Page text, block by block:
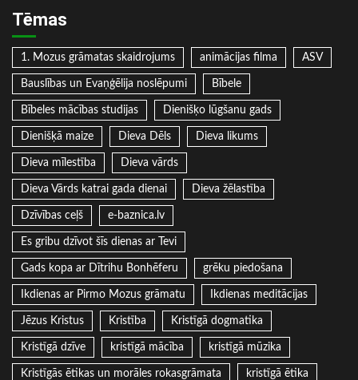
Tēmas
1. Mozus grāmatas skaidrojums animācijas filma ASV
Bauslības un Evaņģēlija noslēpumi Bībele
Bībeles mācības studijas Dienišķo lūgšanu gads
Dienišķā maize Dieva Dēls Dieva likums
Dieva mīlestība Dieva vārds
Dieva Vārds katrai gada dienai Dieva žēlastība
Dzīvības ceļš e-baznica.lv
Es gribu dzīvot šīs dienas ar Tevi
Gads kopa ar Dītrihu Bonhēferu grēku piedošana
Ikdienas ar Pirmo Mozus grāmatu Ikdienas meditācijas
Jēzus Kristus Kristība Kristīgā dogmatika
Kristīgā dzīve kristīgā mācība kristīgā mūzika
Kristīgās ētikas un morāles rokasgrāmata kristīgā ētika